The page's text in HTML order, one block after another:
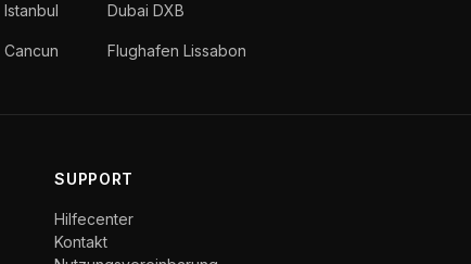
Dubai DXB
Flughafen Lissabon
SUPPORT
Hilfecenter
Kontakt